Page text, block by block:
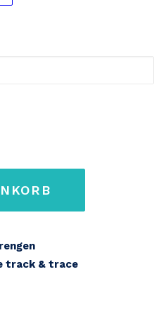
track & trace